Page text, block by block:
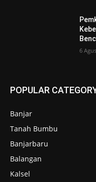
6
POPULAR
Banjar
Tanah Bumbu
Banjarbaru
Balangan
Kalsel